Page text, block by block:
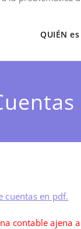
QUIÉN es
cuentas en pdf.
contable ajena